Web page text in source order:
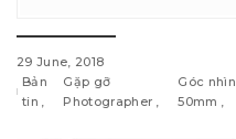
29 June, 2018
Bản
tin
Gặp gỡ
Photographer
Góc nhìn
50mm